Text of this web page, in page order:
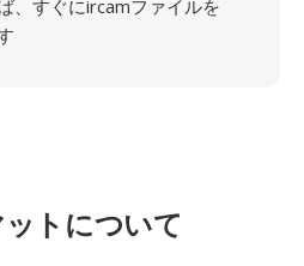
、すぐにircamファイルを
トについて